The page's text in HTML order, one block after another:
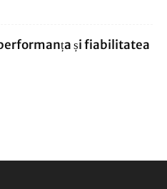
și fiabilitatea